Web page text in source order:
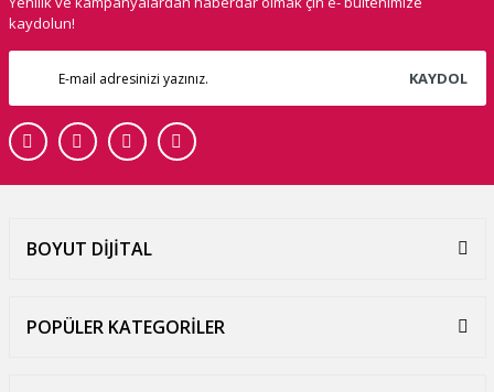
kaydolun!
KAYDOL
BOYUT DİJİTAL
POPÜLER KATEGORİLER